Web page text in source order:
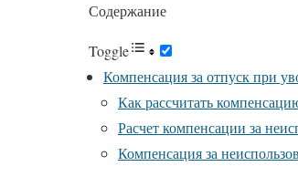
Содержание
Toggle
Компенсация за отпуск при
Как рассчитать
Расчет компенсации за
Компенсация за